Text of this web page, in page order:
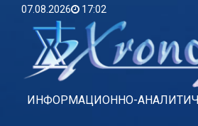
07.08.2026 17:02
ИНФОРМАЦИОННО-